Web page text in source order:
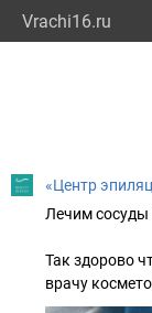
Vrachi16.ru
«Центр
Лечим сосуды
Так здорово
врачу